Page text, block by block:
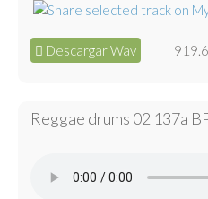
Descargar Wav
Reggae drums 02 137a